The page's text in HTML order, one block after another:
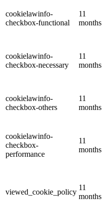
cookielawinfo-
checkbox-functional
11
months
cookielawinfo-
checkbox-necessary
11
months
cookielawinfo-
checkbox-others
11
months
cookielawinfo-
checkbox-
performance
11
months
viewed_cookie_policy
11
months